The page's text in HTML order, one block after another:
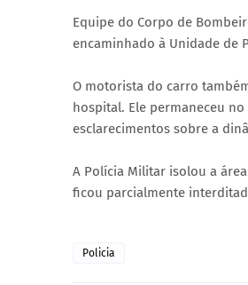
Equipe do Corpo de
encaminhado à Unidade de
O motorista do carro
hospital. Ele permaneceu
esclarecimentos sobre a
A Polícia Militar isolou a
ficou parcialmente
Policia